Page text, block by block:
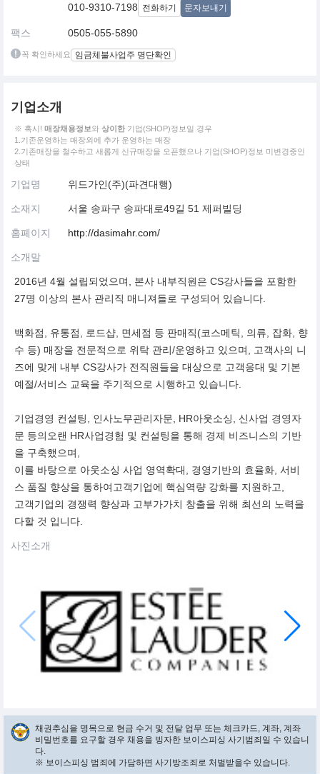
010-9310-7198 전화하기 문자보내기
팩스 0505-055-5890
꼭 확인하세요 임금체불사업주 명단확인
기업소개
※ 혹시! 매장채용정보와 상이한 기업(SHOP)정보일 경우
1.기존운영하는 매장외에 추가 운영하는 매장
2.기존매장을 철수하고 새롭게 신규매장을 오픈했으나 기업(SHOP)정보 미변경중인
상태
기업명 위드가인(주)(파견대행)
소재지 서울 송파구 송파대로49길 51 제퍼빌딩
홈페이지 http://dasimahr.com/
소개말
2016년 4월 설립되었으며, 본사 내부직원은 CS강사들을 포함한
27명 이상의 본사 관리직 매니져들로 구성되어 있습니다.
백화점, 유통점, 로드샵, 면세점 등 판매직(코스메틱, 의류, 잡화, 향
수 등) 매장을 전문적으로 위탁 관리/운영하고 있으며, 고객사의 니
즈에 맞게 내부 CS강사가 전직원들을 대상으로 고객응대 및 기본
예절/서비스 교육을 주기적으로 시행하고 있습니다.
기업경영 컨설팅, 인사노무관리자문, HR아웃소싱, 신사업 경영자
문 등의오랜 HR사업경험 및 컨설팅을 통해 경제 비즈니스의 기반
을 구축했으며,
이를 바탕으로 아웃소싱 사업 영역확대, 경영기반의 효율화, 서비
스 품질 향상을 통하여고객기업에 핵심역량 강화를 지원하고,
고객기업의 경쟁력 향상과 고부가가치 창출을 위해 최선의 노력을
다할 것 입니다.
사진소개
채권추심을 명목으로 현금 수거 및 전달 업무 또는 체크카드, 계좌, 계좌
비밀번호를 요구할 경우 채용을 빙자한 보이스피싱 사기범죄일 수 있습니
다.
※ 보이스피싱 범죄에 가담하면 사기방조죄로 처벌받을수 있습니다.